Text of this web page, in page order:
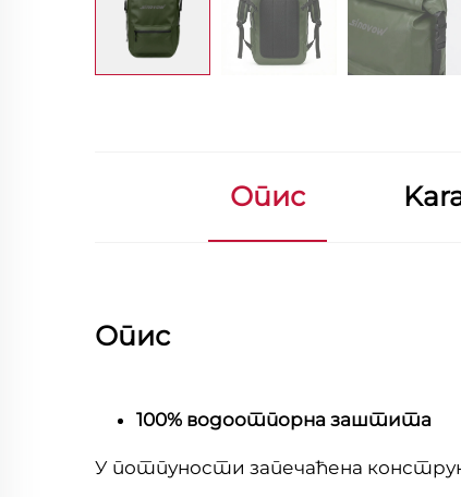
Опис
Опис
100% водоотпорна заштита
У потпуности запечаћена